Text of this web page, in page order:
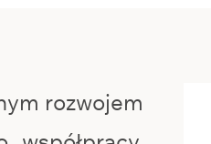
rozwojem